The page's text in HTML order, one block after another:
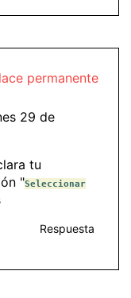
permanente
29 de
tu
"Seleccionar
Respuesta